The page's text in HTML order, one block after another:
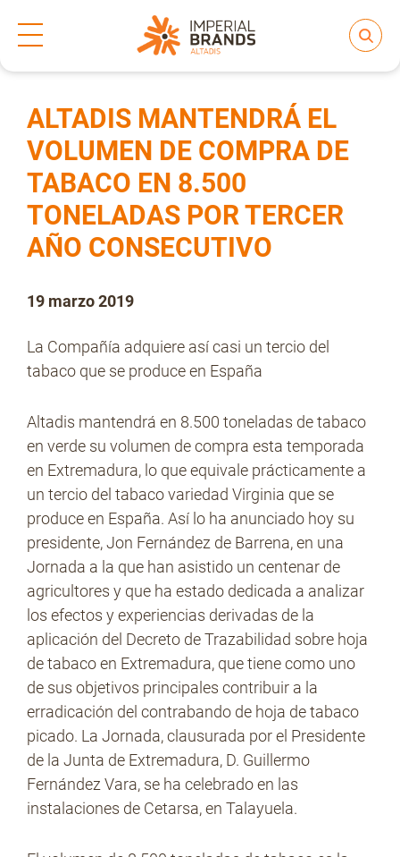
Nuestras Marcas
Compromiso
No Contrabando
Prensa
Contacto
Inicio Notas de prensa
ALTADIS MANTENDRÁ EL
VOLUMEN DE COMPRA DE
TABACO EN 8.500
TONELADAS POR TERCER
AÑO CONSECUTIVO
19 marzo 2019
La Compañía adquiere así casi un tercio del
tabaco que se produce en España
Altadis mantendrá en 8.500 toneladas de tabaco
en verde su volumen de compra esta temporada
en Extremadura, lo que equivale prácticamente a
un tercio del tabaco variedad Virginia que se
produce en España. Así lo ha anunciado hoy su
presidente, Jon Fernández de Barrena, en una
Jornada a la que han asistido un centenar de
agricultores y que ha estado dedicada a analizar
los efectos y experiencias derivadas de la
aplicación del Decreto de Trazabilidad sobre hoja
de tabaco en Extremadura, que tiene como uno
de sus objetivos principales contribuir a la
erradicación del contrabando de hoja de tabaco
picado. La Jornada, clausurada por el Presidente
de la Junta de Extremadura, D. Guillermo
Fernández Vara, se ha celebrado en las
instalaciones de Cetarsa, en Talayuela.